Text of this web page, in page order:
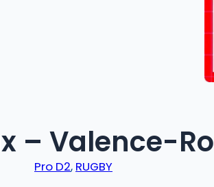
– Valence-
Pro D2, RUGBY